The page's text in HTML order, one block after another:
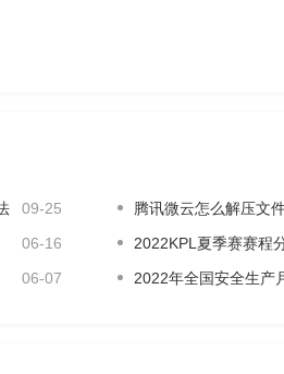
09-25 腾讯微云怎么解压文件-
06-16 2022KPL夏季赛赛程分享
06-07 2022年全国安全生产